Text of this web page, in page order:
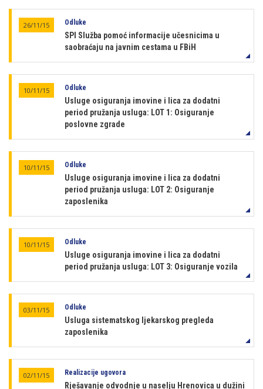
26/11/15 Odluke
SPI Služba pomoć informacije učesnicima u
saobraćaju na javnim cestama u FBiH
10/11/15 Odluke
Usluge osiguranja imovine i lica za dodatni
period pružanja usluga: LOT 1: Osiguranje
poslovne zgrade
10/11/15 Odluke
Usluge osiguranja imovine i lica za dodatni
period pružanja usluga: LOT 2: Osiguranje
zaposlenika
10/11/15 Odluke
Usluge osiguranja imovine i lica za dodatni
period pružanja usluga: LOT 3: Osiguranje vozila
03/11/15 Odluke
Usluga sistematskog ljekarskog pregleda
zaposlenika
02/11/15 Realizacije ugovora
Rješavanje odvodnje u naselju Hrenovica u dužini